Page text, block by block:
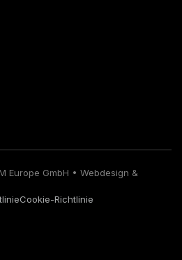
Europe GmbH • Webdesign &
Cookie-Richtlinie